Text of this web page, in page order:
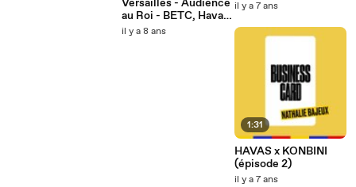
Versailles - Audience
au Roi - BETC, Havas
Media, Socialyse
il y a 8 ans
il y a 7 ans
1:31
HAVAS x KONBINI
(épisode 2)
il y a 7 ans